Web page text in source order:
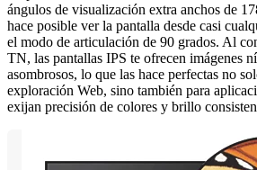
ángulos de visualización extra anchos de
hace posible ver la pantalla desde casi
el modo de articulación de 90 grados. Al
TN, las pantallas IPS te ofrecen imágenes
asombrosos, lo que las hace perfectas no
exploración Web, sino también para
exijan precisión de colores y brillo